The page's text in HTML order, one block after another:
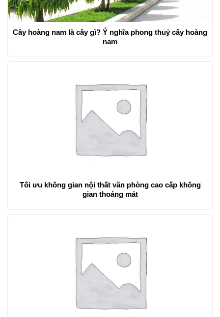
Cây hoàng nam là cây gì? Ý nghĩa phong thuỷ cây hoàng
nam
Tối ưu không gian nội thất văn phòng cao cấp không
gian thoáng mát